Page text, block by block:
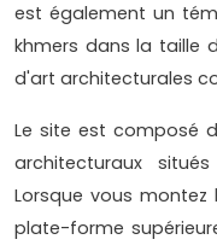
est également un
khmers dans la taille
d'art architecturales
Le site est composé
architecturaux
Lorsque vous
plate-forme